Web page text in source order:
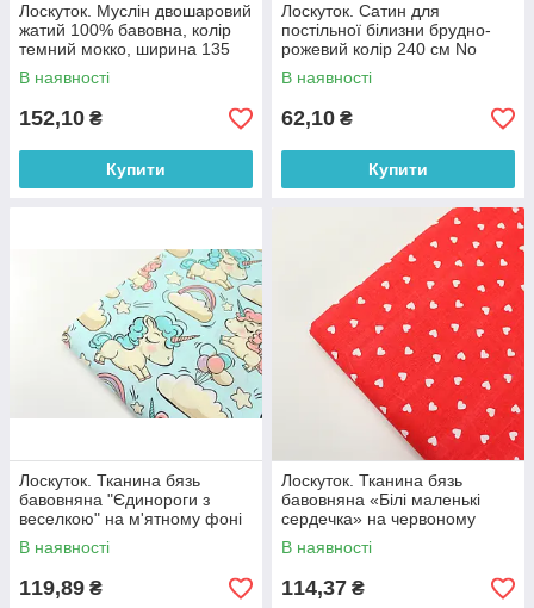
Лоскуток. Муслін двошаровий
жатий 100% бавовна, колір
темний мокко, ширина 135
см № МЖ2-40, 90*135 см
В наявності
152,10 ₴
Купити
Лоскуток. Сатин для
постільної білизни брудно-
рожевий колір 240 см No
ПС-0019, 27*240 см
В наявності
62,10 ₴
Купити
Лоскуток. Тканина бязь
бавовняна "Єдинороги з
веселкою" на м'ятному фоні
№ 702, 87*160 см
В наявності
119,89 ₴
Лоскуток. Тканина бязь
бавовняна «Білі маленькі
сердечка» на червоному
фоні №989, 100% бавовна,
83*160 см
В наявності
114,37 ₴